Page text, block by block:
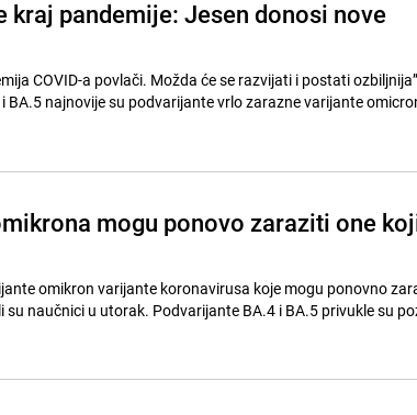
pandemije: Jesen donosi nove
COVID-a povlači. Možda će se razvijati i postati
BA.5 najnovije su podvarijante vrlo zarazne varijante
mogu ponovo zaraziti one
omikron varijante koronavirusa koje mogu ponovno
su naučnici u utorak. Podvarijante BA.4 i BA.5 privukle su